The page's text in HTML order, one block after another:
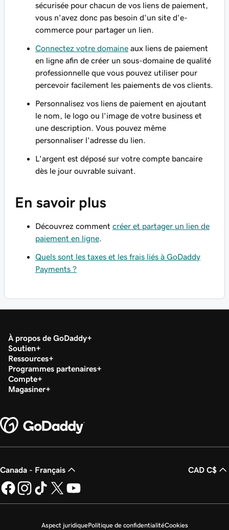
sécurisée pour chacun de vos liens de paiement,
vous n'avez donc pas besoin d'un site d'e-
commerce pour partager un lien.
Connectez votre domaine aux liens de paiement
en ligne afin de créer un sous-domaine de qualité
professionnelle que vous pouvez utiliser pour
percevoir facilement les paiements de vos clients.
Personnalisez vos liens de paiement en ajoutant
le nom, le logo ou l'image de votre business et
une description. Vous pouvez même
personnaliser l'adresse du lien.
L'argent est déposé sur votre compte bancaire
dès le jour ouvrable suivant.
En savoir plus
Découvrez comment créer et partager un lien de
paiement en ligne.
Quels sont les taxes et les frais liés à GoDaddy
Payments ?
À propos de GoDaddy
Soutien
Ressources
Programmes partenaires
Compte
Magasiner
Canada - Français CAD C$
Aspect juridiquePolitique de confidentialitéCookies